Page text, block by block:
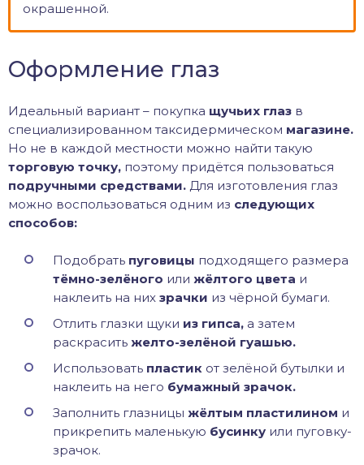
окрашенной.
Оформление глаз
Идеальный вариант – покупка щучьих глаз в
специализированном таксидермическом магазине.
Но не в каждой местности можно найти такую
торговую точку, поэтому придётся пользоваться
подручными средствами. Для изготовления глаз
можно воспользоваться одним из следующих
способов:
Подобрать пуговицы подходящего размера
тёмно-зелёного или жёлтого цвета и
наклеить на них зрачки из чёрной бумаги.
Отлить глазки щуки из гипса, а затем
раскрасить желто-зелёной гуашью.
Использовать пластик от зелёной бутылки и
наклеить на него бумажный зрачок.
Заполнить глазницы жёлтым пластилином и
прикрепить маленькую бусинку или пуговку-
зрачок.